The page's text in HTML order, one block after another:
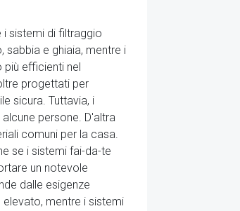
i sistemi di filtraggio
e ghiaia, mentre i
efficienti nel
progettati per
sicura. Tuttavia, i
persone. D'altra
comuni per la casa.
se i sistemi fai-da-te
un notevole
dalle esigenze
mentre i sistemi